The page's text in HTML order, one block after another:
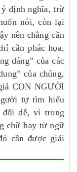
định nghĩa, trừ
nói, còn lại
nên chẳng cần
cần phác họa,
dáng” của các
của chúng,
CON NGƯỜI
tự tìm hiểu
dễ, vì trong
chữ hay từ ngữ
cần được giải